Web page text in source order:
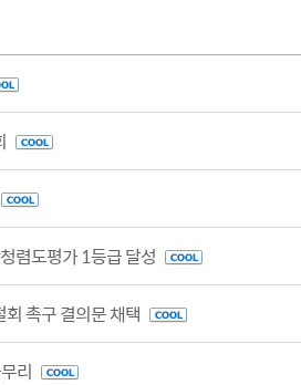
렴도평가 1등급 달성
촉구 결의문 채택
리